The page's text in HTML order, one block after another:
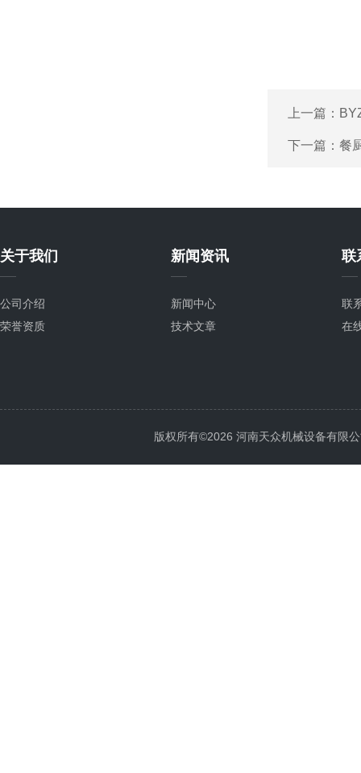
上一篇：
下一篇： 餐
关于我们
公司介绍
荣誉资质
新闻资讯
新闻中心
技术文章
联
联
在
版权所有©2026 河南天众机械设备有限